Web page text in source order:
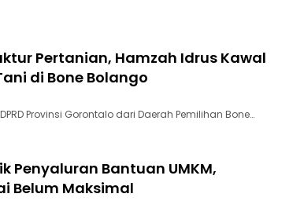
Pertanian, Hamzah Idrus Kawal
di Bone Bolango
Provinsi Gorontalo dari Daerah Pemilihan Bone…
Penyaluran Bantuan UMKM,
Belum Maksimal